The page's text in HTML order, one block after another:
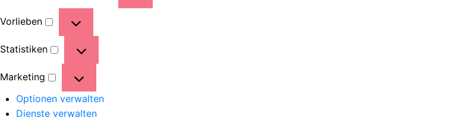
Vorlieben
Statistiken
Marketing
Optionen verwalten
Dienste verwalten